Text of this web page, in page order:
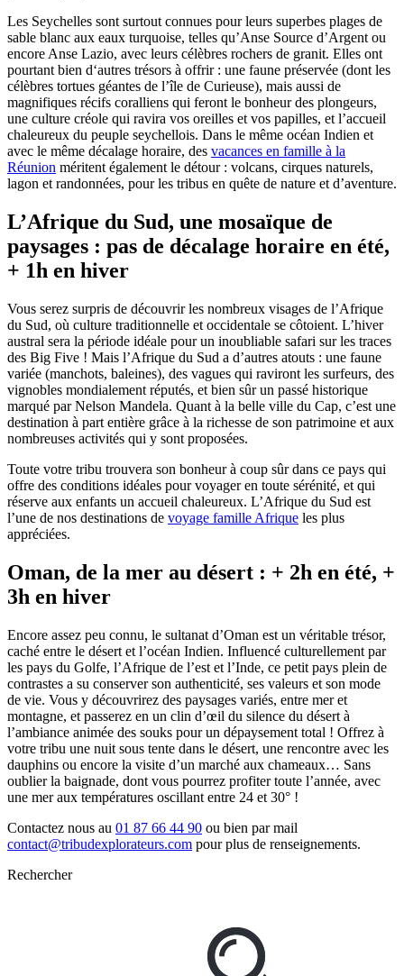
Les Seychelles sont surtout connues pour leurs superbes plages de
sable blanc aux eaux turquoise, telles qu’Anse Source d’Argent ou
encore Anse Lazio, avec leurs célèbres rochers de granit. Elles ont
pourtant bien d‘autres trésors à offrir : une faune préservée (dont les
célèbres tortues géantes de l’île de Curieuse), mais aussi de
magnifiques récifs coralliens qui feront le bonheur des plongeurs,
une culture créole qui ravira vos oreilles et vos papilles, et l’accueil
chaleureux du peuple seychellois. Dans le même océan Indien et
avec le même décalage horaire, des vacances en famille à la
Réunion méritent également le détour : volcans, cirques naturels,
lagon et randonnées, pour les tribus en quête de nature et d’aventure.
L’Afrique du Sud, une mosaïque de
paysages : pas de décalage horaire en été,
+ 1h en hiver
Vous serez surpris de découvrir les nombreux visages de l’Afrique
du Sud, où culture traditionnelle et occidentale se côtoient. L’hiver
austral sera la période idéale pour un inoubliable safari sur les traces
des Big Five ! Mais l’Afrique du Sud a d’autres atouts : une faune
variée (manchots, baleines), des vagues qui raviront les surfeurs, des
vignobles mondialement réputés, et bien sûr un passé historique
marqué par Nelson Mandela. Quant à la belle ville du Cap, c’est une
destination à part entière grâce à la richesse de son patrimoine et aux
nombreuses activités qui y sont proposées.
Toute votre tribu trouvera son bonheur à coup sûr dans ce pays qui
offre des conditions idéales pour voyager en toute sérénité, et qui
réserve aux enfants un accueil chaleureux. L’Afrique du Sud est
l’une de nos destinations de voyage famille Afrique les plus
appréciées.
Oman, de la mer au désert : + 2h en été, +
3h en hiver
Encore assez peu connu, le sultanat d’Oman est un véritable trésor,
caché entre le désert et l’océan Indien. Influencé culturellement par
les pays du Golfe, l’Afrique de l’est et l’Inde, ce petit pays plein de
contrastes a su conserver son authenticité, ses valeurs et son mode
de vie. Vous y découvrirez des paysages variés, entre mer et
montagne, et passerez en un clin d’œil du silence du désert à
l’ambiance animée des souks pour un dépaysement total ! Offrez à
votre tribu une nuit sous tente dans le désert, une rencontre avec les
dauphins ou encore la visite d’un marché aux chameaux… Sans
oublier la baignade, dont vous pourrez profiter toute l’année, avec
une mer aux températures oscillant entre 24 et 30° !
Contactez nous au 01 87 66 44 90 ou bien par mail
contact@tribudexplorateurs.com pour plus de renseignements.
Rechercher